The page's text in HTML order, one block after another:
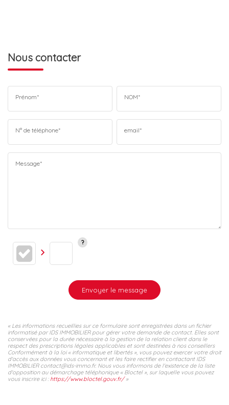
Nous contacter
Prénom* NOM*
N° de téléphone* email*
Message*
Envoyer le message
« Les informations recueillies sur ce formulaire sont enregistrées dans un fichier
informatisé par IDS IMMOBILIER pour gérer votre demande de contact. Elles sont
conservées pour la durée nécessaire à la gestion de la relation client dans le
respect des prescriptions légales applicables et sont destinées à nos conseillers
Conformément à la loi « informatique et libertés », vous pouvez exercer votre droit
d'accès aux données vous concernant et les faire rectifier en contactant IDS
IMMOBILIER contact@ids-immo.fr. Nous vous informons de l'existence de la liste
d'opposition au démarchage téléphonique « Bloctel », sur laquelle vous pouvez
vous inscrire ici : https://www.bloctel.gouv.fr/»